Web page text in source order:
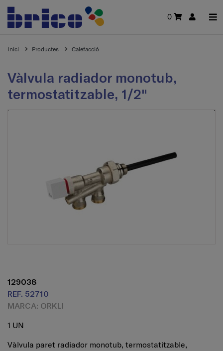
0
Inici Productes Calefacció
Vàlvula radiador monotub,
termostatitzable, 1/2"
129038
REF. 52710
MARCA: ORKLI
1 UN
Vàlvula paret radiador monotub, termostatitzable,